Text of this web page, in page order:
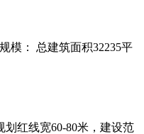
模： 总建筑面积32235平
红线宽60-80米，建设范